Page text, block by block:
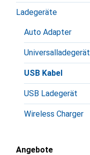
Ladegeräte
Auto Adapter
Universalladegerät
USB Kabel
USB Ladegerät
Wireless Charger
Angebote